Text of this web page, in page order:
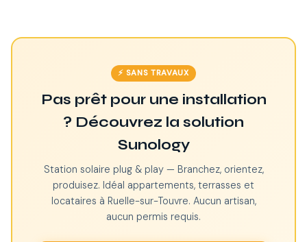
⚡ SANS TRAVAUX
Pas prêt pour une installation
? Découvrez la solution
Sunology
Station solaire plug & play — Branchez, orientez,
produisez. Idéal appartements, terrasses et
locataires à Ruelle-sur-Touvre. Aucun artisan,
aucun permis requis.